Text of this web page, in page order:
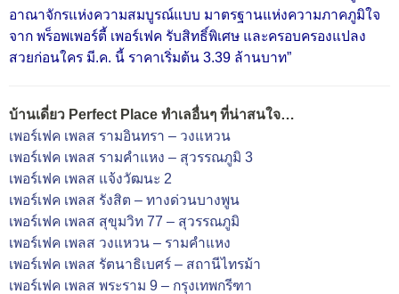
อาณาจักรแห่งความสมบูรณ์แบบ มาตรฐานแห่งความภาคภูมิใจ
จาก พร็อพเพอร์ตี้ เพอร์เฟค รับสิทธิ์พิเศษ และครอบครองแปลง
สวยก่อนใคร มี.ค. นี้ ราคาเริ่มต้น 3.39 ล้านบาท”
บ้านเดี่ยว Perfect Place ทำเลอื่นๆ ที่น่าสนใจ…
เพอร์เฟค เพลส รามอินทรา – วงแหวน
เพอร์เฟค เพลส รามคำแหง – สุวรรณภูมิ 3
เพอร์เฟค เพลส แจ้งวัฒนะ 2
เพอร์เฟค เพลส รังสิต – ทางด่วนบางพูน
เพอร์เฟค เพลส สุขุมวิท 77 – สุวรรณภูมิ
เพอร์เฟค เพลส วงแหวน – รามคำแหง
เพอร์เฟค เพลส รัตนาธิเบศร์ – สถานีไทรม้า
เพอร์เฟค เพลส พระราม 9 – กรุงเทพกรีฑา